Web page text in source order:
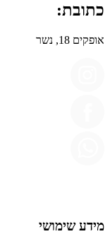
כתובת:
אופקים 18, נשר
מידע שימושי